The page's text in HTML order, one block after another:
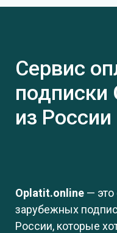
Сервис
подписки
из России
Oplatit.online — это
зарубежных
России, которые